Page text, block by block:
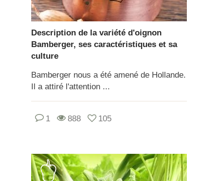
Description de la variété d'oignon
Bamberger, ses caractéristiques et sa
culture
Bamberger nous a été amené de Hollande.
Il a attiré l'attention ...
1 888 105